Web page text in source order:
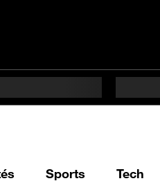
Sports Tech